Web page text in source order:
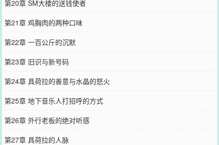
第20章 SM大楼的送钱使者
第21章 鸡胸肉的两种口味
第22章 一百公斤的沉默
第23章 旧识与新号码
第24章 具荷拉的善意与水晶的怒火
第25章 地下音乐人打招呼的方式
第26章 外行老板的绝对听感
第27章 具荷拉的人脉